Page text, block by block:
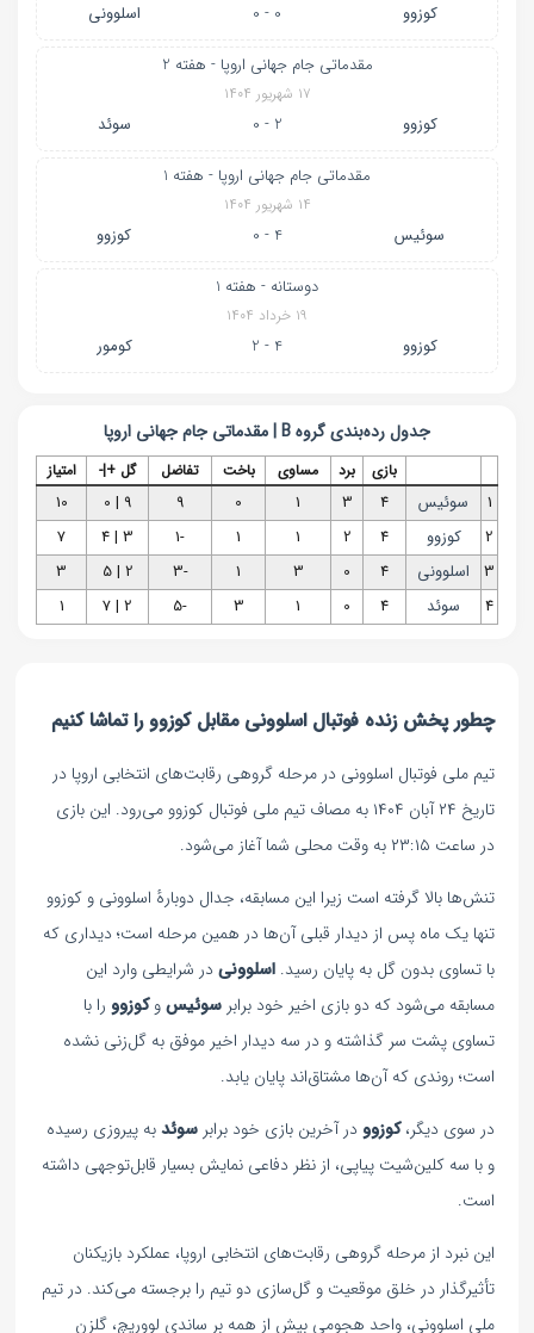
کوزوو 0 - 0 اسلوونی
مقدماتی جام جهانی اروپا - هفته 2
۱۷ شهریور ۱۴۰۴
کوزوو 2 - 0 سوئد
مقدماتی جام جهانی اروپا - هفته 1
۱۴ شهریور ۱۴۰۴
سوئیس 4 - 0 کوزوو
دوستانه - هفته 1
۱۹ خرداد ۱۴۰۴
کوزوو 4 - 2 کومور
جدول رده‌بندیگروه B | مقدماتی جام جهانی اروپا
بازی برد مساوی باخت تفاضل گل +|- امتیاز
1 سوئیس 4
3
1
0
9
9 | 0
10
2
کوزوو 4
2
1
1
-1
3 | 4
7
3
اسلوونی 4
0
3
1
-3
2 | 5
3
4
سوئد 4
0
1
3
-5
2 | 7
1
چطور پخش زنده فوتبال اسلوونی مقابل کوزوو را تماشا کنیم
تیم ملی فوتبال اسلوونی در مرحله گروهی رقابت‌های انتخابی اروپا در
تاریخ ۲۴ آبان ۱۴۰۴ به مصاف تیم ملی فوتبال کوزوو می‌رود. این بازی
در ساعت ۲۳:۱۵ به وقت محلی شما آغاز می‌شود.
تنش‌ها بالا گرفته است زیرا این مسابقه، جدال دوبارهٔ اسلوونی و کوزوو
تنها یک ماه پس از دیدار قبلی آن‌ها در همین مرحله است؛ دیداری که
با تساوی بدون گل به پایان رسید.اسلوونی در شرایطی وارد این
مسابقه می‌شود که دو بازی اخیر خود برابرسوئیسوکوزوو را با
تساوی پشت سر گذاشته و در سه دیدار اخیر موفق به گل‌زنی نشده
است؛ روندی که آن‌ها مشتاق‌اند پایان یابد.
در سوی دیگر،کوزوو در آخرین بازی خود برابرسوئدبه پیروزی رسیده
و با سه کلین‌شیت پیاپی، از نظر دفاعی نمایش بسیار قابل‌توجهی داشته
است.
این نبرد از مرحله گروهی رقابت‌های انتخابی اروپا، عملکرد بازیکنان
تأثیرگذار در خلق موقعیت و گل‌سازی دو تیم را برجسته می‌کند. در تیم
ملی اسلوونی، واحد هجومی بیش از همه بر ساندی لووریچ، گلزن